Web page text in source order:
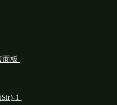
面板
1